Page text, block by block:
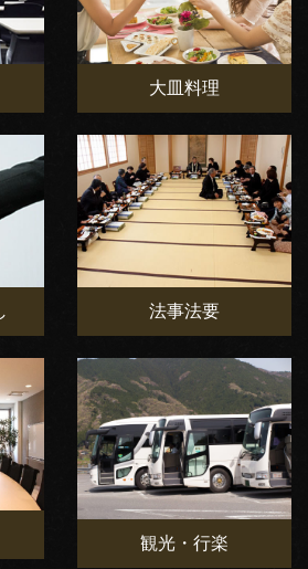
大皿料理
法事法要
観光・行楽